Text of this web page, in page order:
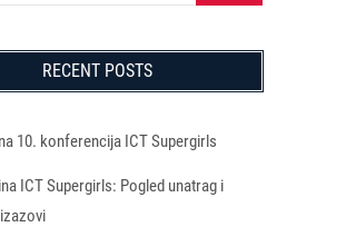
RECENT POSTS
10. konferencija ICT Supergirls
ICT Supergirls: Pogled unatrag i